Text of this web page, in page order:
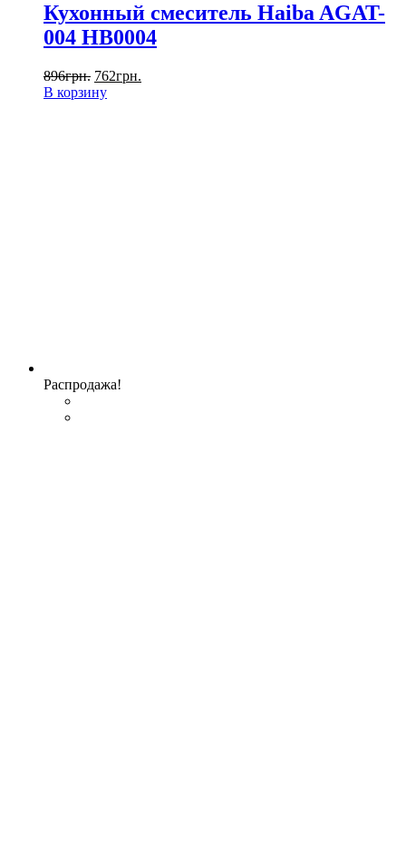
Кухонный смеситель Haiba AGAT-
004 HB0004
896грн. 762грн.
В корзину
Распродажа!